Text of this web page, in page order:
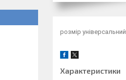
розмір універсальний
Характеристики